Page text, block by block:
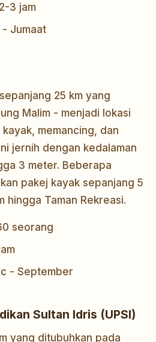
3 jam
- Jumaat
25 km yang
Malim - menjadi lokasi
memancing, dan
jernih dengan kedalaman
3 meter. Beberapa
pakej kayak sepanjang 5
hingga Taman Rekreasi.
seorang
- September
Sultan Idris (UPSI)
yang ditubuhkan pada